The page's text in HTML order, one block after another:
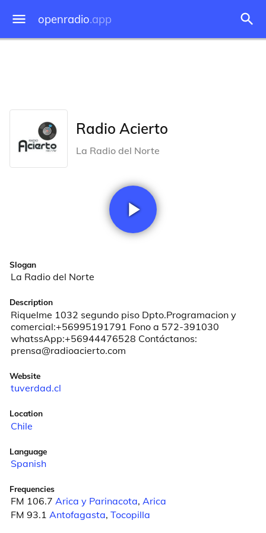
openradio.app
Radio Acierto
La Radio del Norte
Slogan
La Radio del Norte
Description
Riquelme 1032 segundo piso Dpto.Programacion y
comercial:+56995191791 Fono a 572-391030
whatssApp:+56944476528 Contáctanos:
prensa@radioacierto.com
Website
tuverdad.cl
Location
Chile
Language
Spanish
Frequencies
FM 106.7 Arica y Parinacota, Arica
FM 93.1 Antofagasta, Tocopilla